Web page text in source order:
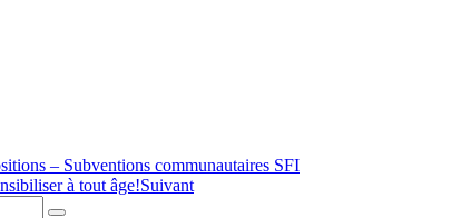
– Subventions communautaires SFI
à tout âge!Suivant